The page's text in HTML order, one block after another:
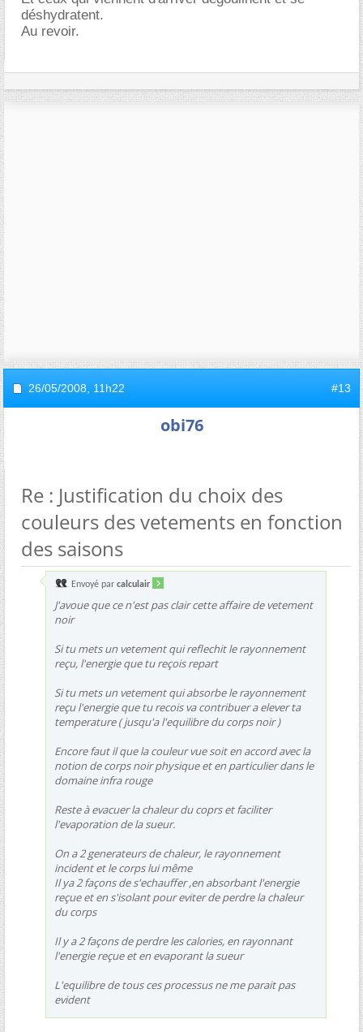
déshydratent.
Au revoir.
26/05/2008, 11h22 #13
obi76
Re : Justification du choix des
couleurs des vetements en fonction
des saisons
Envoyé par calculair
J'avoue que ce n'est pas clair cette affaire de vetement
noir
Si tu mets un vetement qui reflechit le rayonnement
reçu, l'energie que tu reçois repart
Si tu mets un vetement qui absorbe le rayonnement
reçu l'energie que tu recois va contribuer a elever ta
temperature ( jusqu'a l'equilibre du corps noir )
Encore faut il que la couleur vue soit en accord avec la
notion de corps noir physique et en particulier dans le
domaine infra rouge
Reste à evacuer la chaleur du coprs et faciliter
l'evaporation de la sueur.
On a 2 generateurs de chaleur, le rayonnement
incident et le corps lui même
Il ya 2 façons de s'echauffer ,en absorbant l'energie
reçue et en s'isolant pour eviter de perdre la chaleur
du corps
Il y a 2 façons de perdre les calories, en rayonnant
l'energie reçue et en evaporant la sueur
L'equilibre de tous ces processus ne me parait pas
evident